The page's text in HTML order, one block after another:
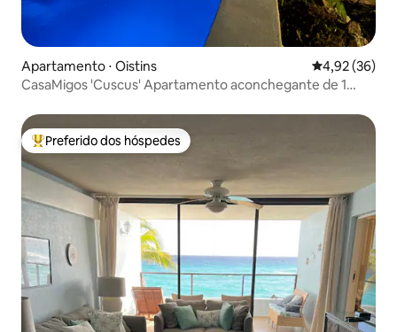
Apartamento ⋅ Oistins 4,92 de uma
4,92 (36)
CasaMigos 'Cuscus' Apartamento aconchegante de 1
Entre os melhores preferidos dos hóspedes
Preferido dos hóspedes